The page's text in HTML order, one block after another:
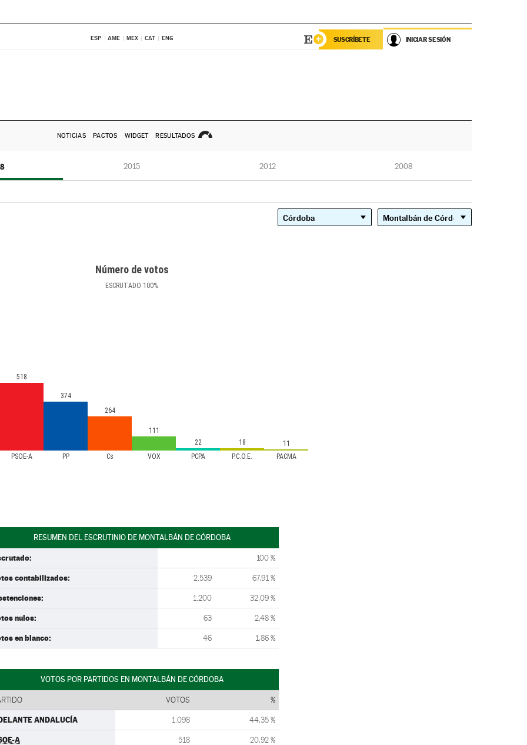
ESP AME MEX CAT ENG SUSCRÍBETE INICIAR SESIÓN
NOTICIAS PACTOS WIDGET RESULTADOS
2015 2012 2008
Número de votos
ESCRUTADO 100%
PSOE-A PP Cs VOX PCPA P.C.O.E. PACMA
518
374
264
111
22
18 11
RESUMEN DEL ESCRUTINIO DE MONTALBÁN DE CÓRDOBA
100 %
contabilizados: 2.539 67,91 %
1.200 32,09 %
nulos: 63 2,48 %
en blanco: 46 1,86 %
VOTOS POR PARTIDOS EN MONTALBÁN DE CÓRDOBA
VOTOS %
ANDALUCÍA 1.098 44,35 %
A 518 20,92 %